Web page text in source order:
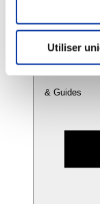
Utiliser
& Guides